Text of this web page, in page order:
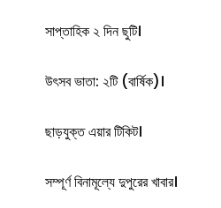
সাপ্তাহিক ২ দিন ছুটি।
উৎসব ভাতা: ২টি (বার্ষিক)।
ছাড়যুক্ত এয়ার টিকিট।
সম্পূর্ণ বিনামূল্যে দুপুরের খাবার।